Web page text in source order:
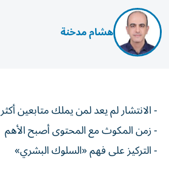
هشام مدخنة
- الانتشار لم يعد لمن يملك متابعين أكثر
- زمن المكوث مع المحتوى أصبح الأهم
- التركيز على فهم «السلوك البشري»